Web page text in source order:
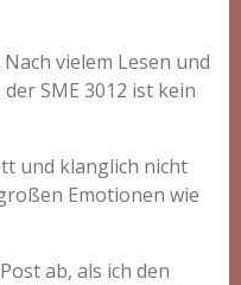
vielem Lesen und
SME 3012 ist kein
und klanglich nicht
Emotionen wie
ab, als ich den